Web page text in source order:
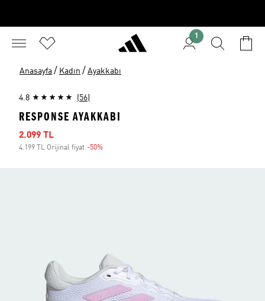
1
Anasayfa / Kadın / Ayakkabı
4.8 (56)
RESPONSE AYAKKABI
İndirimli fiyat
2.099 TL
4.199 TL Orijinal fiyat -50%